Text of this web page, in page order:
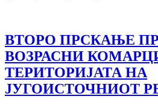
ВТОРО ПРСКАЊЕ
ВОЗРАСНИ
ТЕРИТОРИЈАТА НА
ЈУГОИСТОЧНИОТ